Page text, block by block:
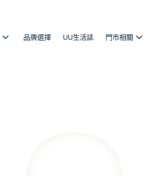
品牌選擇 UU生活誌 門市相關